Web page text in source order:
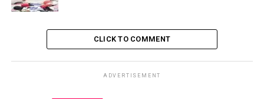
छात्र प्रमाणपत्र समय पर पा रहे हैं।
परिवार बिना महीनों इंतजार किए सेवाएं ले रहे हैं।
सरकारी दफ्तर अब लोगों के लिएservice centers बन गए हैं,
obstacles नहीं।
CLICK TO COMMENT
ADVERTISEMENT